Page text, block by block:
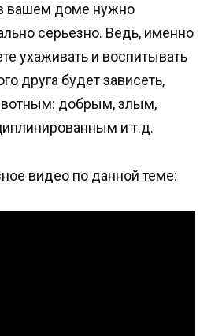
вашем доме нужно
серьезно. Ведь, именно
ухаживать и воспитывать
друга будет зависеть,
добрым, злым,
и т.д.
видео по данной теме: